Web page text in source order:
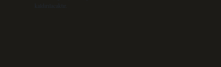
kaldırılacaktır.